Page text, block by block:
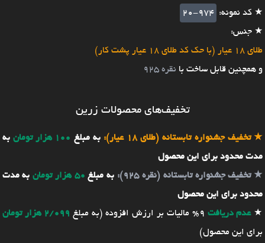
★ کد نمونه: 20-974
★ جنس:
طلای 18 عیار (با حک کد طلای 18 عیار پشت کار)
و همچنین قابل ساخت با نقره 925
تخفیف‌های محصولات زرین
★تخفیف جشنواره تابستانه (طلای 18 عیار): به مبلغ 100 هزار تومان
به
مدت محدود برای این محصول
★تخفیف جشنواره تابستانه (نقره 925): به مبلغ 50 هزار تومان
به مدت
محدود برای این محصول
★عدم دریافت 9% مالیات بر ارزش افزوده (به مبلغ
2/099 هزار تومان
برای این محصول)